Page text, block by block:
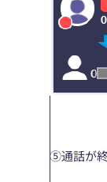
⑤通話が